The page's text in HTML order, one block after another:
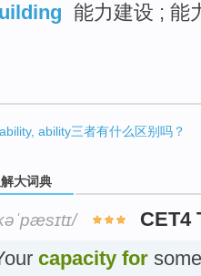
能力建设 ; 能
ability三者有什么区别吗？
大词典
CET4
capacity for